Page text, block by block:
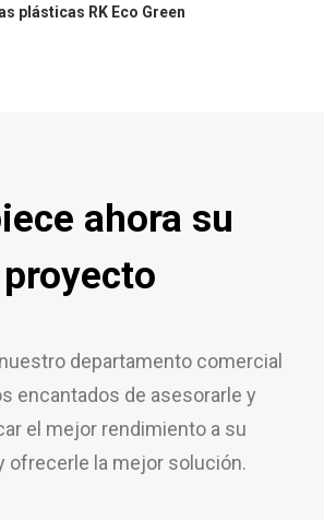
plásticas RK Eco Green
ahora su
proyecto
departamento comercial
encantados de asesorarle y
el mejor rendimiento a su
ofrecerle la mejor solución.